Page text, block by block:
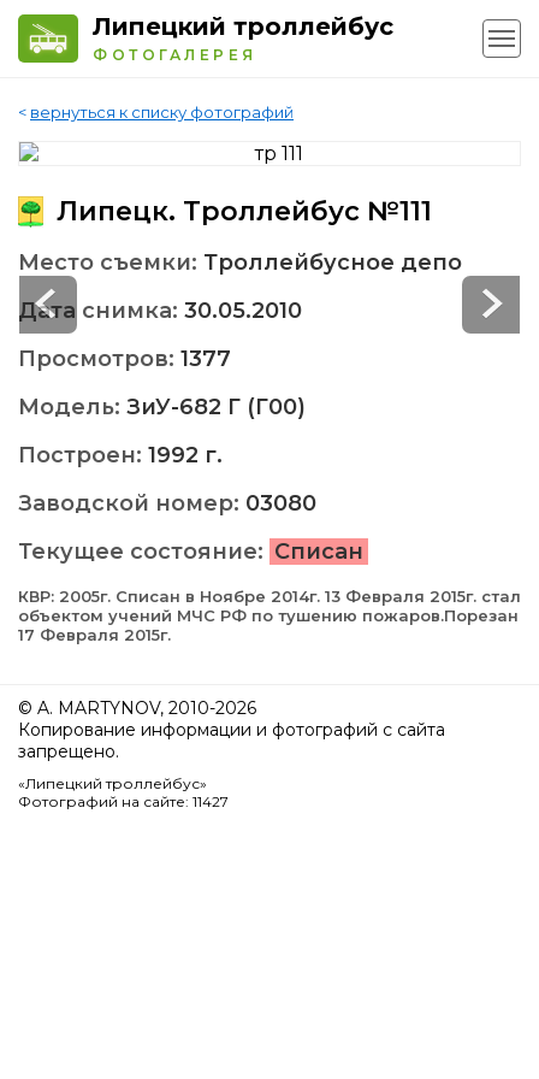
Липецкий троллейбус
ФОТОГАЛЕРЕЯ
< вернуться к списку фотографий
Липецк. Троллейбус №111
Место съемки: Троллейбусное депо
Дата снимка: 30.05.2010
Просмотров: 1377
Модель: ЗиУ-682 Г (Г00)
Построен: 1992 г.
Заводской номер: 03080
Текущее состояние: Списан
КВР: 2005г. Списан в Ноябре 2014г. 13 Февраля 2015г. cтал
объектом учений МЧС РФ по тушению пожаров.Порезан
17 Февраля 2015г.
© A. MARTYNOV, 2010-2026
Копирование информации и фотографий с сайта
запрещено.
«Липецкий троллейбус»
Фотографий на сайте: 11427